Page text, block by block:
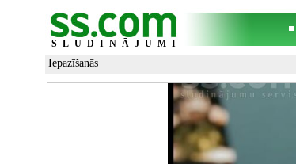
SLUDINĀJUMI
Iepazīšanās